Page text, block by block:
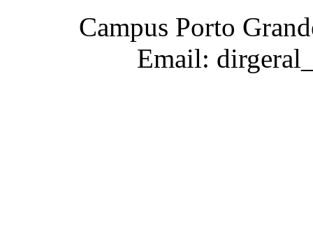
Campus Porto
Email: